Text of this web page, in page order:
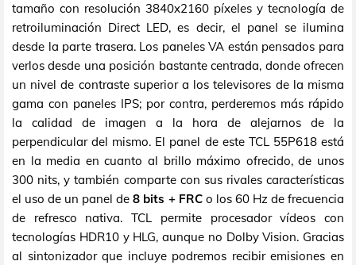
tamaño con resolución 3840x2160 píxeles y tecnología de
retroiluminación Direct LED, es decir, el panel se ilumina
desde la parte trasera. Los paneles VA están pensados para
verlos desde una posición bastante centrada, donde ofrecen
un nivel de contraste superior a los televisores de la misma
gama con paneles IPS; por contra, perderemos más rápido
la calidad de imagen a la hora de alejarnos de la
perpendicular del mismo. El panel de este TCL 55P618 está
en la media en cuanto al brillo máximo ofrecido, de unos
300 nits, y también comparte con sus rivales características
el uso de un panel de8 bits + FRCo los 60 Hz de frecuencia
de refresco nativa. TCL permite procesador vídeos con
tecnologías HDR10 y HLG, aunque no Dolby Vision. Gracias
al sintonizador que incluye podremos recibir emisiones en